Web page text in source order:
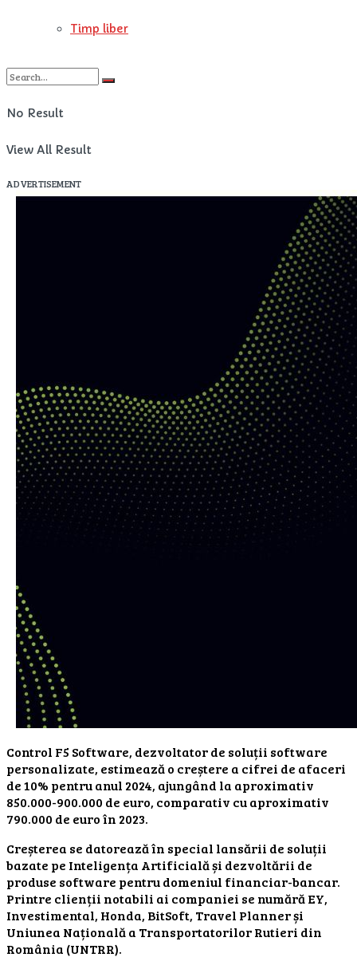
Timp liber
No Result
View All Result
ADVERTISEMENT
Control F5 Software, dezvoltator de soluții software
personalizate, estimează o creștere a cifrei de afaceri
de 10% pentru anul 2024, ajungând la aproximativ
850.000-900.000 de euro, comparativ cu aproximativ
790.000 de euro în 2023.
Creșterea se datorează în special lansării de soluții
bazate pe Inteligența Artificială și dezvoltării de
produse software pentru domeniul financiar-bancar.
Printre clienții notabili ai companiei se numără EY,
Investimental, Honda, BitSoft, Travel Planner și
Uniunea Națională a Transportatorilor Rutieri din
România (UNTRR).